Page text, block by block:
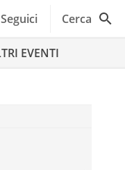
Seguici Cerca
EVENTI